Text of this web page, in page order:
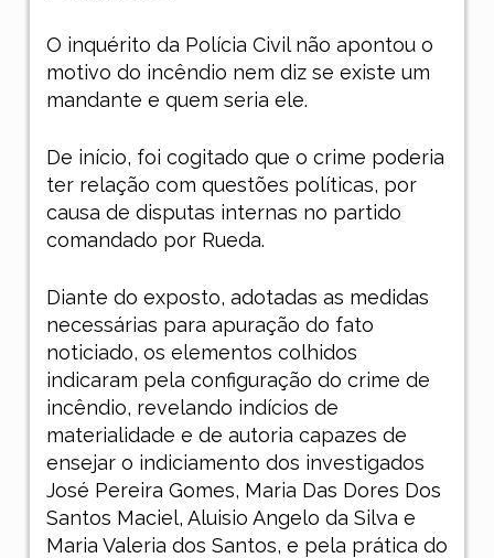
O inquérito da Polícia Civil não apontou o
motivo do incêndio nem diz se existe um
mandante e quem seria ele.
De início, foi cogitado que o crime poderia
ter relação com questões políticas, por
causa de disputas internas no partido
comandado por Rueda.
Diante do exposto, adotadas as medidas
necessárias para apuração do fato
noticiado, os elementos colhidos
indicaram pela configuração do crime de
incêndio, revelando indícios de
materialidade e de autoria capazes de
ensejar o indiciamento dos investigados
José Pereira Gomes, Maria Das Dores Dos
Santos Maciel, Aluisio Angelo da Silva e
Maria Valeria dos Santos, e pela prática do